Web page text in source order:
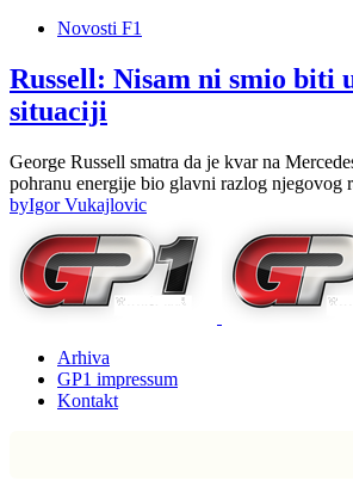
Novosti F1
Russell: Nisam ni smio biti
situaciji
George Russell smatra da je kvar na
pohranu energije bio glavni razlog njegovog
byIgor Vukajlovic
Arhiva
GP1 impressum
Kontakt